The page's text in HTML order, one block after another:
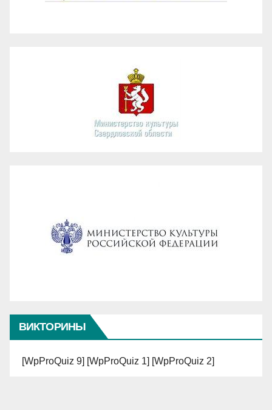
ВИКТОРИНЫ
[WpProQuiz 9] [WpProQuiz 1] [WpProQuiz 2]